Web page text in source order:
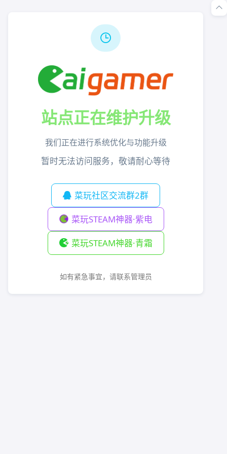
站点正在维护升级
我们正在进行系统优化与功能升级
暂时无法访问服务，敬请耐心等待
菜玩社区交流群2群
菜玩STEAM神器·紫电
菜玩STEAM神器·青霜
如有紧急事宜，请联系管理员